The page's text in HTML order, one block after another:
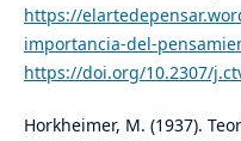
https://
importancia-del-
https://doi.org/10.2307/
Horkheimer, M. (1937).